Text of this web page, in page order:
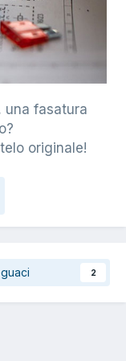
una fasatura
originale!
2